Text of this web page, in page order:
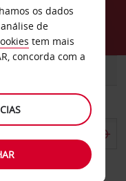
Medina
diferente
os dados
de
tem mais
concorda com a